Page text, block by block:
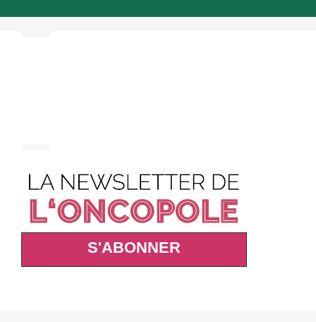
S'ABONNER